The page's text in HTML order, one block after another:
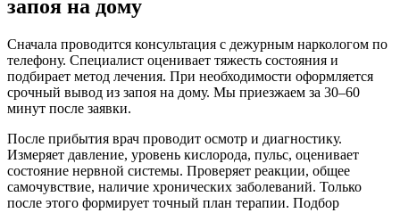
запоя на дому
Сначала проводится консультация с дежурным наркологом по
телефону. Специалист оценивает тяжесть состояния и
подбирает метод лечения. При необходимости оформляется
срочный вывод из запоя на дому. Мы приезжаем за 30–60
минут после заявки.
После прибытия врач проводит осмотр и диагностику.
Измеряет давление, уровень кислорода, пульс, оценивает
состояние нервной системы. Проверяет реакции, общее
самочувствие, наличие хронических заболеваний. Только
после этого формирует точный план терапии. Подбор